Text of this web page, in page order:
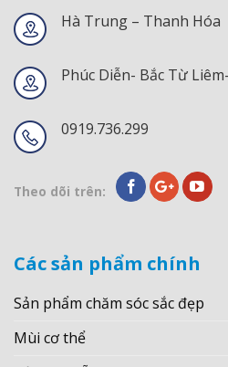
Hà Trung – Thanh Hóa
Phúc Diễn- Bắc Từ
0919.736.299
Theo dõi trên:
Các sản phẩm chính
Sản phẩm chăm sóc sắc đẹp
Mùi cơ thể